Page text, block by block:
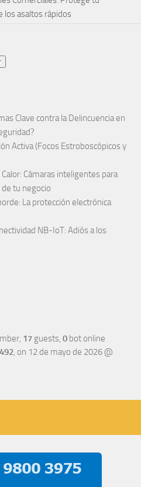
los asaltos rápidos
Clave contra la Delincuencia en
Activa (Focos Estroboscópicos y
Cámaras inteligentes para
tu negocio
La protección electrónica
NB-IoT: Adiós a los
17 guests, 0 bot online
492, on 12 de mayo de 2026 @